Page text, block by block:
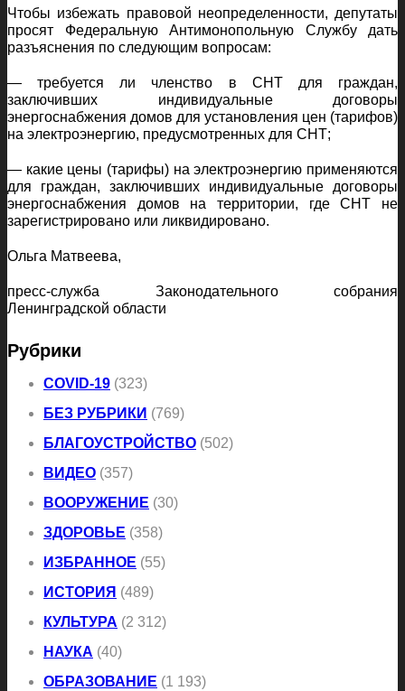
Чтобы избежать правовой неопределенности, депутаты
просят Федеральную Антимонопольную Службу дать
разъяснения по следующим вопросам:
— требуется ли членство в СНТ для граждан,
заключивших индивидуальные договоры
энергоснабжения домов для установления цен (тарифов)
на электроэнергию, предусмотренных для СНТ;
— какие цены (тарифы) на электроэнергию применяются
для граждан, заключивших индивидуальные договоры
энергоснабжения домов на территории, где СНТ не
зарегистрировано или ликвидировано.
Ольга Матвеева,
пресс-служба Законодательного собрания
Ленинградской области
Рубрики
COVID-19 (323)
БЕЗ РУБРИКИ (769)
БЛАГОУСТРОЙСТВО (502)
ВИДЕО (357)
ВООРУЖЕНИЕ (30)
ЗДОРОВЬЕ (358)
ИЗБРАННОЕ (55)
ИСТОРИЯ (489)
КУЛЬТУРА (2 312)
НАУКА (40)
ОБРАЗОВАНИЕ (1 193)